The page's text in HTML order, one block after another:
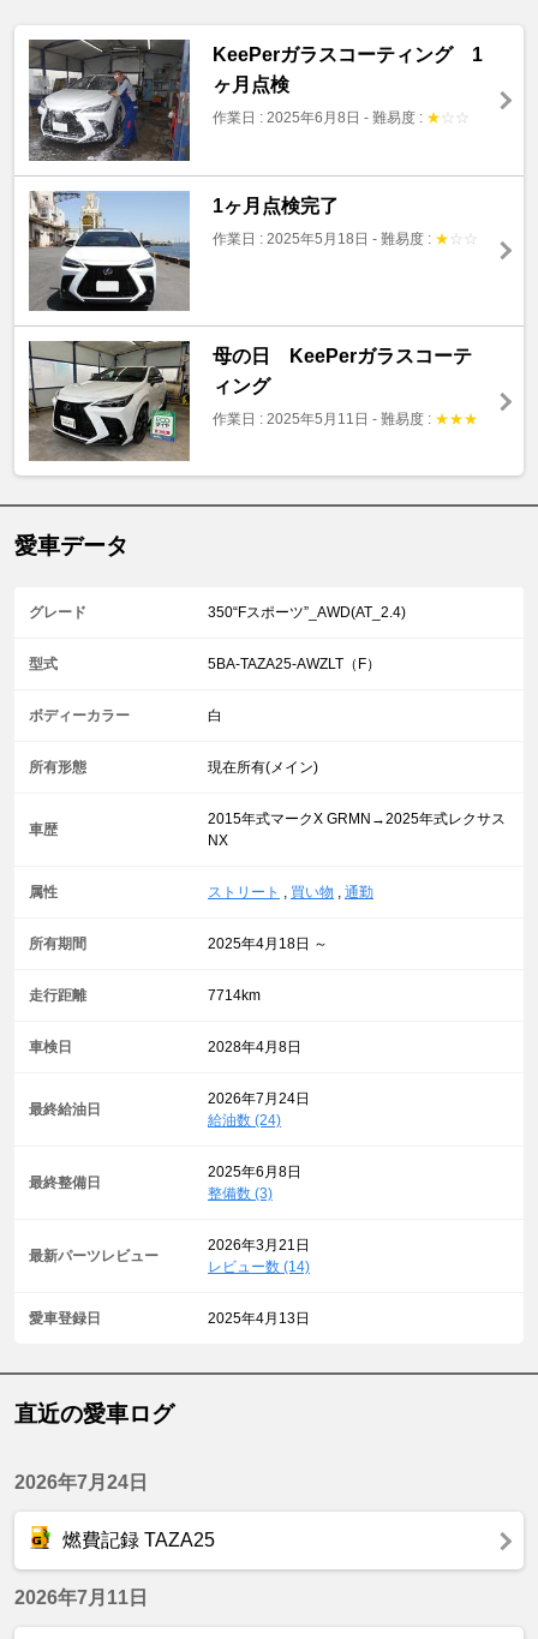
KeePerガラスコーティング 1
ヶ月点検
作業日 : 2025年6月8日 - 難易度 : ★ ☆ ☆
1ヶ月点検完了
作業日 : 2025年5月18日 - 難易度 : ★ ☆ ☆
母の日 KeePerガラスコーテ
ィング
作業日 : 2025年5月11日 - 難易度 : ★★★
愛車データ
グレード 350“Fスポーツ”_AWD(AT_2.4)
型式 5BA-TAZA25-AWZLT（F）
ボディーカラー 白
所有形態 現在所有(メイン)
車歴
2015年式マークX GRMN→2025年式レクサス
NX
属性 ストリート , 買い物 , 通勤
所有期間 2025年4月18日 ～
走行距離 7714km
車検日 2028年4月8日
最終給油日
2026年7月24日
給油数 (24)
最終整備日
2025年6月8日
整備数 (3)
最新パーツレビュー
2026年3月21日
レビュー数 (14)
愛車登録日 2025年4月13日
直近の愛車ログ
2026年7月24日
燃費記録 TAZA25
2026年7月11日